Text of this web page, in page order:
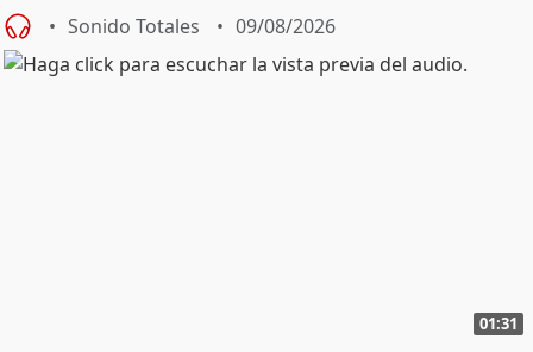
Sonido Totales 09/08/2026
01:31